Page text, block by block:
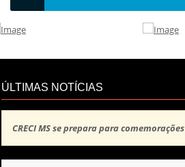
ÚLTIMAS NOTÍCIAS
CRECI MS se prepara para comemorações